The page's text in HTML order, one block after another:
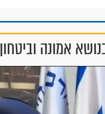
אמונה וביטחון